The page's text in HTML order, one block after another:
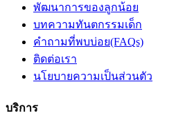
พัฒนาการของลูกน้อย
บทความทันตกรรมเด็ก
คำถามที่พบบ่อย(FAQs)
ติดต่อเรา
นโยบายความเป็นส่วนตัว
บริการ